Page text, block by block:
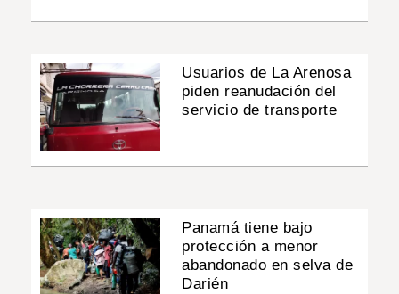
Usuarios de La Arenosa
piden reanudación del
servicio de transporte
Panamá tiene bajo
protección a menor
abandonado en selva de
Darién